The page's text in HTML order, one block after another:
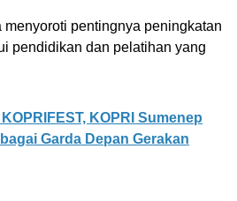
menyoroti pentingnya peningkatan
pendidikan dan pelatihan yang
KOPRI Sumenep
Garda Depan Gerakan